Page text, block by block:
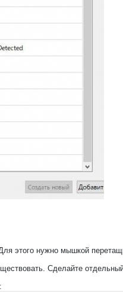
этого нужно мышкой
Сделайте